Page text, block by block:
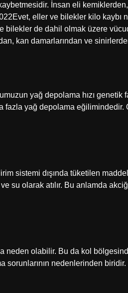
İnsan eli
eller ve bilekler kilo kaybı
bilekler de dahil olmak üzere
kan damarlarından ve
yağ depolama hızı genetik
fazla yağ depolama eğilimindedir.
sistemi dışında tüketilen
su olarak atılır. Bu anlamda
neden olabilir. Bu da kol
sorunlarının nedenlerinden biridir.